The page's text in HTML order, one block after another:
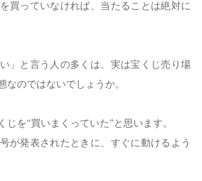
買っていなければ、当たることは絶対に
」と言う人の多くは、実は宝くじ売り場
なのではないでしょうか。
を“買いまくっていた”と思います。
が発表されたときに、すぐに動けるよう